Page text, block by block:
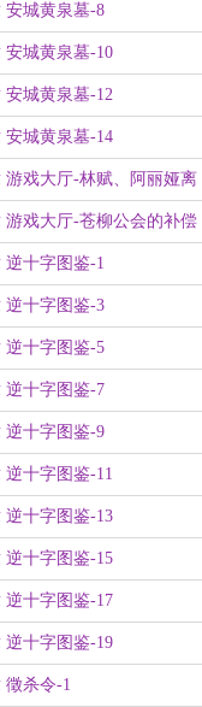
安城黄泉墓-8
安城黄泉墓-10
安城黄泉墓-12
安城黄泉墓-14
游戏大厅-林赋、阿丽娅离
游戏大厅-苍柳公会的补偿
逆十字图鉴-1
逆十字图鉴-3
逆十字图鉴-5
逆十字图鉴-7
逆十字图鉴-9
逆十字图鉴-11
逆十字图鉴-13
逆十字图鉴-15
逆十字图鉴-17
逆十字图鉴-19
徵杀令-1